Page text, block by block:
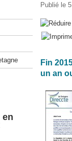
Publié le
Fin
un an